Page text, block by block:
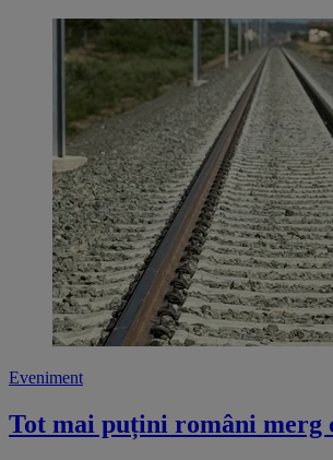
Eveniment
Tot mai puțini români merg